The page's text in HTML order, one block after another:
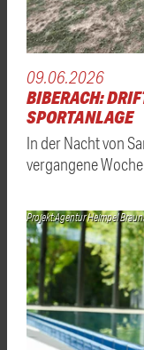
09.06.2026
BIBERACH:
SPORTANLAGE
In der Nacht von
vergangene
Projekt:Agentur Heimpel